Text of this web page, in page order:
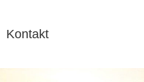
Kontakt